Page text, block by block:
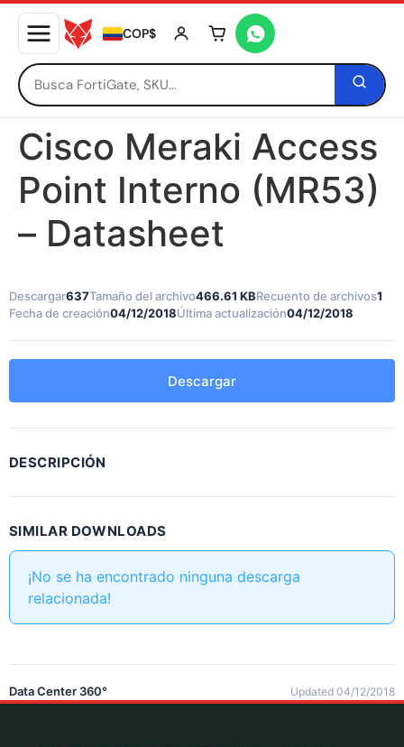
COP$ Tu carrito está vacío
Cisco Meraki Access
Point Interno (MR53)
– Datasheet
Descargar637Tamaño del archivo466.61 KBRecuento de archivos1
Fecha de creación04/12/2018Última actualización04/12/2018
Descargar
DESCRIPCIÓN
SIMILAR DOWNLOADS
¡No se ha encontrado ninguna descarga
relacionada!
Data Center 360° Updated 04/12/2018